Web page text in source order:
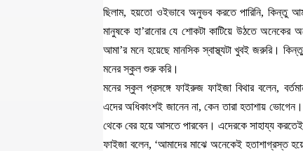
ছিলাম, হয়তো ওইভাবে অনুভব করতে পারিনি, কিন্তু
মানুষকে হা’রানোর যে শোকটা কাটিয়ে উঠতে
আমা’র মনে হয়েছে মানসিক স্বাস্থ্যটা খুবই জরুরি।
মনের স্কুল শুরু করি।
মনের স্কুল প্রসঙ্গে ফাইরুজ ফাইজা বিথার বলেন,
এদের অধিকাংশই জানেন না, কেন তারা হতাশায়
থেকে বের হয়ে আসতে পারবেন। এদেরকে সাহায্য
ফাইজা বলেন, ‘আমাদের মাঝে অনেকেই হতাশাগ্রস্ত